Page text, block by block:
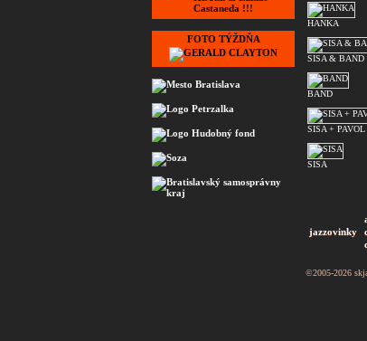
FOTO TÝŽDŇA
HANKA
SISA & BAND
BAND
SISA + PAVOL
SISA
jazzovinky
©2005-2026